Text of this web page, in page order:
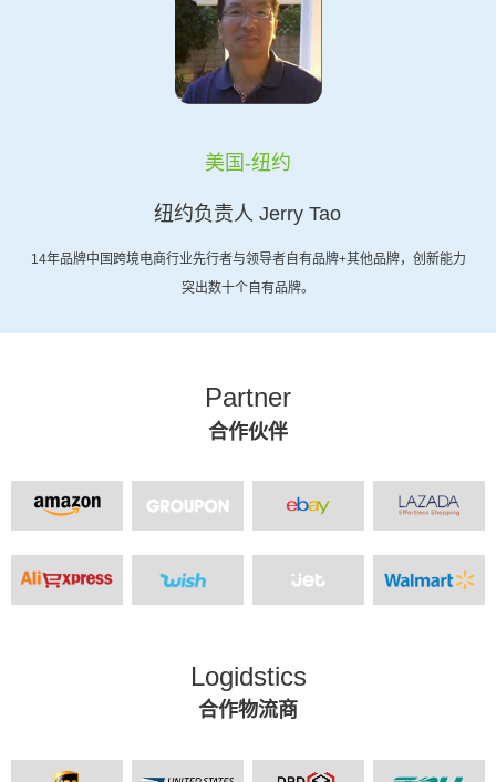
美国-纽约
纽约负责人 Jerry Tao
14年品牌中国跨境电商行业先行者与领导者自有品牌+其他品牌，创新能力
突出数十个自有品牌。
Partner
合作伙伴
Logidstics
合作物流商